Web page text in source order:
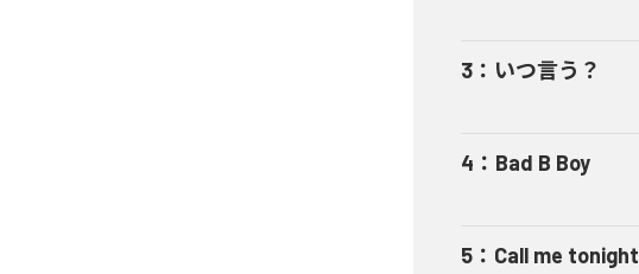
3 ： いつ言う？
4 ： Bad B Boy
5 ： Call me tonight